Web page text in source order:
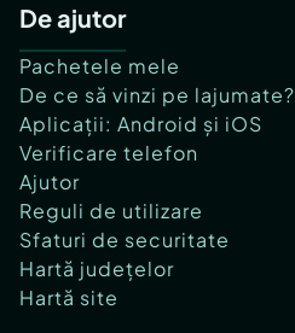
De ajutor
Pachetele mele
De ce să vinzi pe lajumate?
Aplicații: Android și iOS
Verificare telefon
Ajutor
Reguli de utilizare
Sfaturi de securitate
Hartă județelor
Hartă site